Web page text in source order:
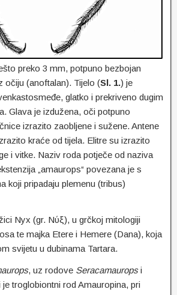
preko 3 mm, potpuno bezbojan
očiju (anoftalan). Tijelo (Sl. 1.) je
glatko i prekriveno dugim
Glava je izdužena, oči potpuno
izrazito zaobljene i sužene. Antene
kraće od tijela. Elitre su izrazito
i vitke. Naziv roda potječe od naziva
„amaurops“ povezana je s
koji pripadaju plemenu (tribus)
Nyx (gr. Νύξ), u grčkoj mitologiji
te majka Etere i Hemere (Dana), koja
svijetu u dubinama Tartara.
, uz rodove Seracamauropsi
je troglobiontni rod Amauropina, pri